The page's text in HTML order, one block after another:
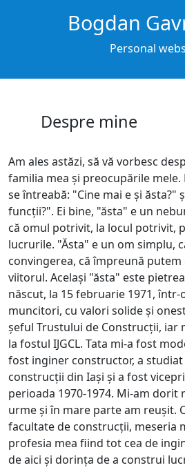
Bogdan
Personal
Despre mine
Am ales astăzi, să vă vorbesc
familia mea și preocupările
se întreabă: "Cine mai e și ăsta?"
funcții?". Ei bine, "ăsta" e un
că omul potrivit, la locul potrivit,
lucrurile. "Ăsta" e un om simplu,
convingerea, că împreună
viitorul. Același "ăsta" este
născut, la 15 februarie 1971,
muncitori, cu valori solide și
șeful Trustului de Construcții, iar
la fostul IJGCL. Tata mi-a fost
fost inginer constructor, a studiat
construcții din Iași și a fost
perioada 1970-1974. Mi-am dorit
urme și în mare parte am reușit.
facultate de construcții, meseria
profesia mea fiind tot cea de
de aici și dorința de a construi